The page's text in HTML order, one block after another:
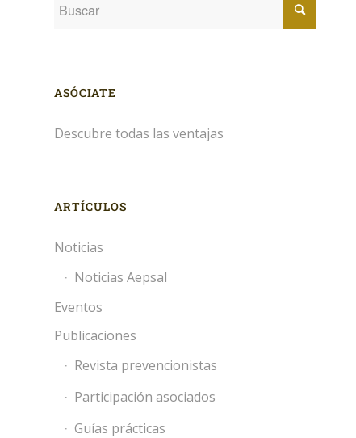
ASÓCIATE
Descubre todas las ventajas
ARTÍCULOS
Noticias
Noticias Aepsal
Eventos
Publicaciones
Revista prevencionistas
Participación asociados
Guías prácticas